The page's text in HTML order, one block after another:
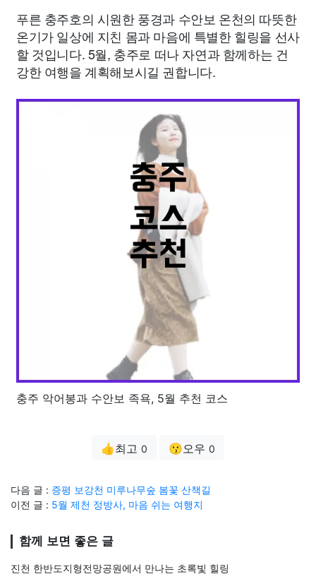
푸른 충주호의 시원한 풍경과 수안보 온천의 따뜻한
온기가 일상에 지친 몸과 마음에 특별한 힐링을 선사
할 것입니다. 5월, 충주로 떠나 자연과 함께하는 건
강한 여행을 계획해보시길 권합니다.
충주 악어봉과 수안보 족욕, 5월 추천 코스
👍최고 0 😗오우 0
다음 글 : 증평 보강천 미루나무숲 봄꽃 산책길
이전 글 : 5월 제천 정방사, 마음 쉬는 여행지
함께 보면 좋은 글
진천 한반도지형전망공원에서 만나는 초록빛 힐링